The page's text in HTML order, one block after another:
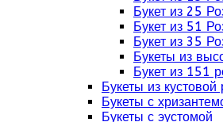
Букет из 25
Букет из 51
Букет из 35
Букеты из
Букет из 151
Букеты из кустовой
Букеты с
Букеты с эустомой